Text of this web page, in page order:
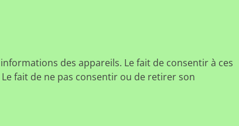
des appareils. Le fait de consentir à ces
fait de ne pas consentir ou de retirer son